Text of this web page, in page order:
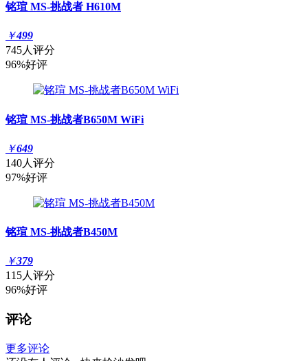
铭瑄 MS-挑战者 H610M
￥499
745人评分
96%好评
铭瑄 MS-挑战者B650M WiFi
￥649
140人评分
97%好评
铭瑄 MS-挑战者B450M
￥379
115人评分
96%好评
评论
更多评论